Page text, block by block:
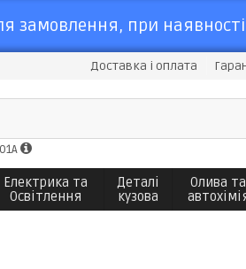
замовлення, при
Доставка і оплата
Електрика та
Освітлення
Деталі
кузова
Олива та